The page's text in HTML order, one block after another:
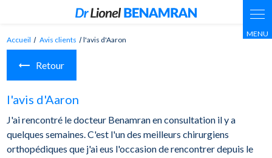
Accueil Avis clients l'avis d'Aaron
Retour
l'avis d'Aaron
J'ai rencontré le docteur Benamran en consultation il y a
quelques semaines. C'est l'un des meilleurs chirurgiens
orthopédiques que j'ai eus l'occasion de rencontrer depuis le
Panneau de gestion des cookies